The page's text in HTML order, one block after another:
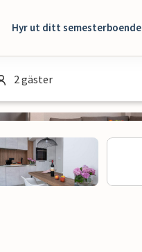
Hyr ut ditt semesterboende
2 gäster